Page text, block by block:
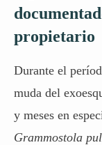
propietario
Durante el
muda del
y meses en
Grammostola